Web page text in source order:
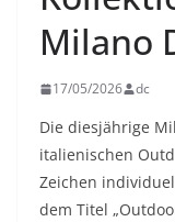
Milano
17/05/2026 dc
Die diesjährige
italienischen
Zeichen
dem Titel